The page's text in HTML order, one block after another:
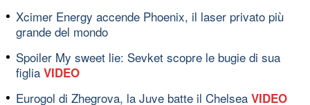
Xcimer Energy accende Phoenix, il laser privato più
grande del mondo
Spoiler My sweet lie: Sevket scopre le bugie di sua
figlia VIDEO
Eurogol di Zhegrova, la Juve batte il Chelsea VIDEO